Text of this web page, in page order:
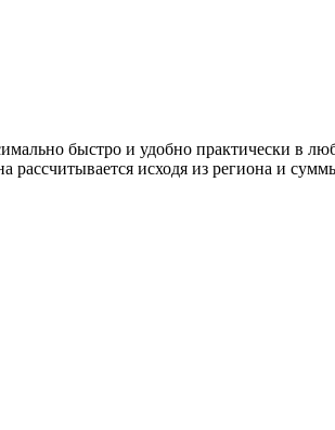
быстро и удобно практически в
исходя из региона и